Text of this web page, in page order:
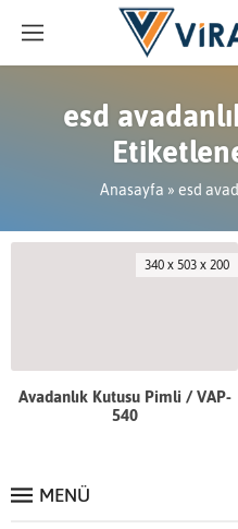
esd
Anasayfa » esd
340 x 503 x 200
Avadanlık Kutusu Pimli / VAP-
540
MENÜ